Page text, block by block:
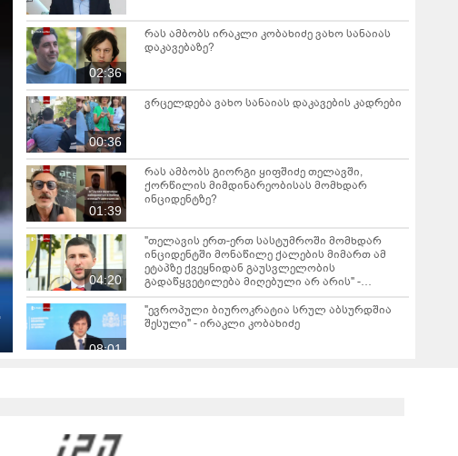
02:36
რას ამბობს ირაკლი კობახიძე ვახო სანაიას
დაკავებაზე?
00:36
ვრცელდება ვახო სანაიას დაკავების კადრები
01:39
რას ამბობს გიორგი ყიფშიძე თელავში,
ქორწილის მიმდინარეობისას მომხდარ
ინციდენტზე?
04:20
"თელავის ერთ-ერთ სასტუმროში მომხდარ
ინციდენტში მონაწილე ქალების მიმართ ამ
ეტაპზე ქვეყნიდან გაუსვლელობის
გადაწყვეტილება მიღებული არ არის" -
პროკურორი
08:01
"ევროპული ბიუროკრატია სრულ აბსურდშია
შესული" - ირაკლი კობახიძე